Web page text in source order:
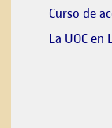
Curso de
La UOC